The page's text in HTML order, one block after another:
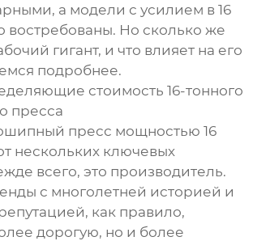
а модели с усилием в 16
востребованы. Но сколько же
гигант, и что влияет на его
подробнее.
стоимость 16-тонного
пресса
пресс мощностью 16
нескольких ключевых
всего, это производитель.
с многолетней историей и
как правило,
дорогую, но и более